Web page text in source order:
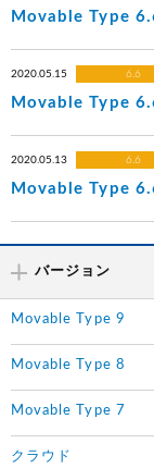
Movable Type
2020.05.15 6.6
Movable Type
2020.05.13 6.6
Movable Type
バージョン
Movable Type 9
Movable Type 8
Movable Type 7
クラウド